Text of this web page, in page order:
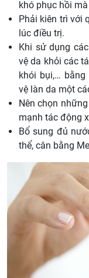
khó phục hồi
Phải kiên trì với
lúc điều trị.
Khi sử dụng
vệ da khỏi các
khói bụi,…
vệ làn da một
Nên chọn
mạnh tác động
Bổ sung đủ
thể, cân bằng